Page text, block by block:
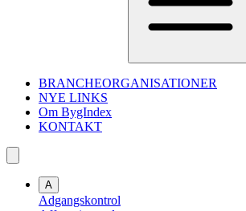
BRANCHEORGANISATIONER
NYE LINKS
Om BygIndex
KONTAKT
A
Adgangskontrol